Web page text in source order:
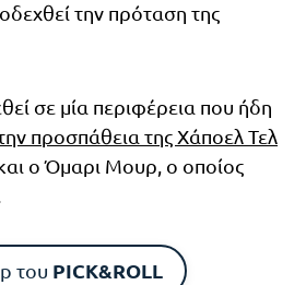
την πρόταση της
σε μία περιφέρεια που ήδη
προσπάθεια της Χάποελ Τελ
ο Όμαρι Μουρ, ο οποίος
του PICK&ROLL